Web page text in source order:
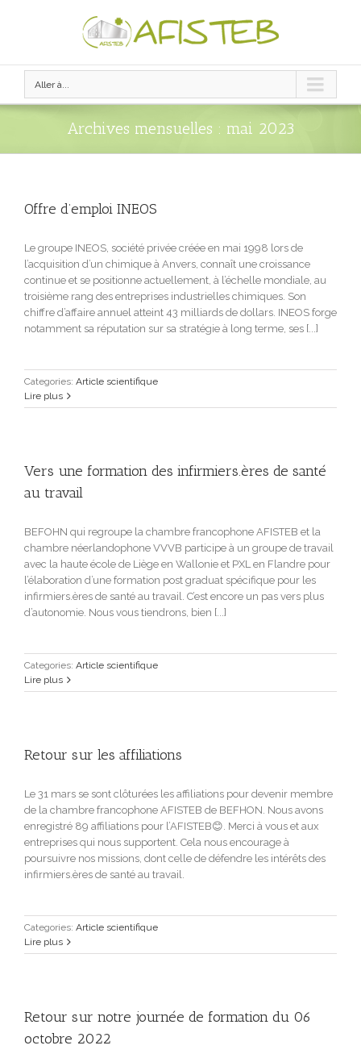
Aller à...
Archives mensuelles : mai 2023
Offre d’emploi INEOS
Le groupe INEOS, société privée créée en mai 1998 lors de
l’acquisition d’un chimique à Anvers, connaît une croissance
continue et se positionne actuellement, à l’échelle mondiale, au
troisième rang des entreprises industrielles chimiques. Son
chiffre d’affaire annuel atteint 43 milliards de dollars. INEOS forge
notamment sa réputation sur sa stratégie à long terme, ses [...]
Categories: Article scientifique
Lire plus
Vers une formation des infirmiers.ères de santé
au travail
BEFOHN qui regroupe la chambre francophone AFISTEB et la
chambre néerlandophone VVVB participe à un groupe de travail
avec la haute école de Liège en Wallonie et PXL en Flandre pour
l’élaboration d’une formation post graduat spécifique pour les
infirmiers.ères de santé au travail. C’est encore un pas vers plus
d’autonomie. Nous vous tiendrons, bien [...]
Categories: Article scientifique
Lire plus
Retour sur les affiliations
Le 31 mars se sont clôturées les affiliations pour devenir membre
de la chambre francophone AFISTEB de BEFHON. Nous avons
enregistré 89 affiliations pour l’AFISTEB😊. Merci à vous et aux
entreprises qui nous supportent. Cela nous encourage à
poursuivre nos missions, dont celle de défendre les intérêts des
infirmiers.ères de santé au travail.
Categories: Article scientifique
Lire plus
Retour sur notre journée de formation du 06
octobre 2022